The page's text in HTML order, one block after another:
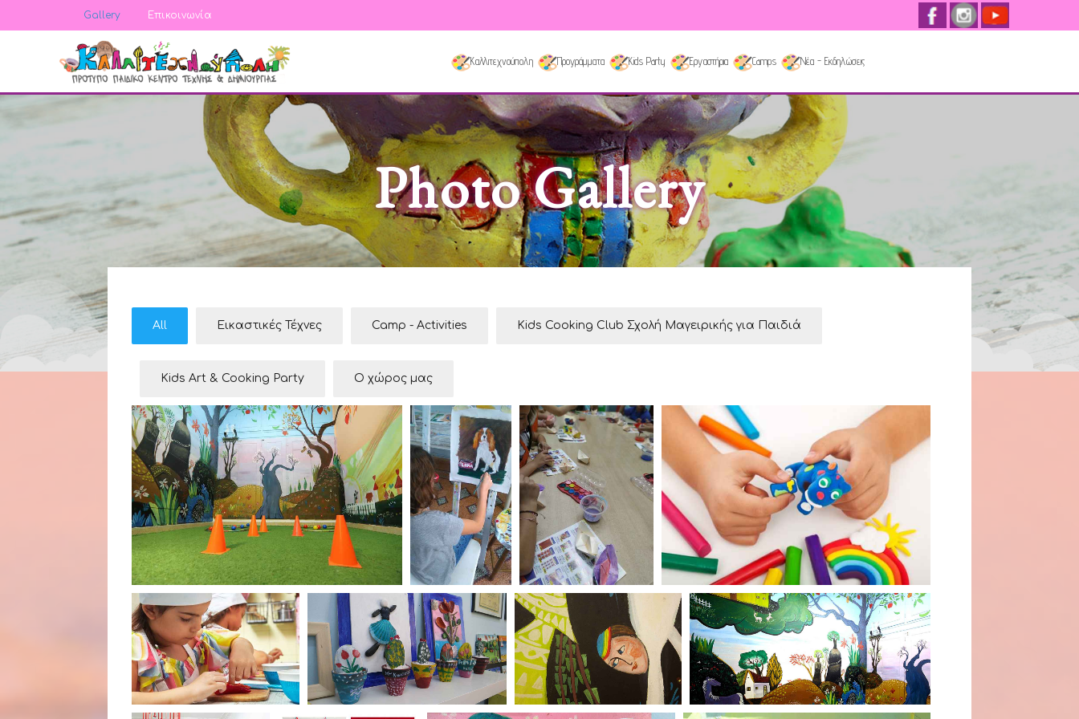
Gallery Επικοινωνία
Καλλιτεχνούπολη Προγράμματα Kids Party Εργαστήρια Camps Νέα - Εκδηλώσεις
Photo Gallery
All Εικαστικές Τέχνες Camp - Activities Kids Cooking Club Σχολή Μαγειρικής για Παιδιά
Kids Art & Cooking Party Ο χώρος μας